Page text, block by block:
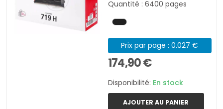
Quantité : 6400 pages
Prix par page : 0.027 €
174,90 €
Disponibilité: En stock
AJOUTER AU PANIER